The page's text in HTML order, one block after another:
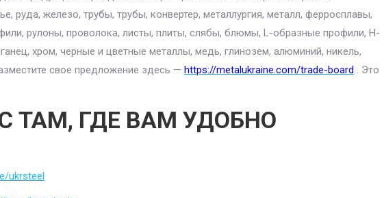
руда, железо, трубы, трубы, конвертер, металлургия, металл, ферросплавы,
рулоны, проволока, листы, плиты, слябы, блюмы, L-образные профили, H-
хром, черные и цветные металлы, медь, глинозем, алюминий, никель,
свое предложение здесь — https://metalukraine.com/trade-board . Это
ТАМ, ГДЕ ВАМ УДОБНО
ukrsteel